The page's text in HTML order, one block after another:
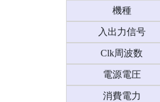
機種
入出力信号
Clk周波数
電源電圧
消費電力